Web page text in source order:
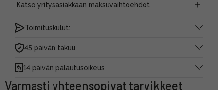
Katso yritysasiakkaan maksuvaihtoehdot
Toimituskulut:
45 päivän takuu
14 päivän palautusoikeus
Varmasti yhteensopivat tarvikkeet